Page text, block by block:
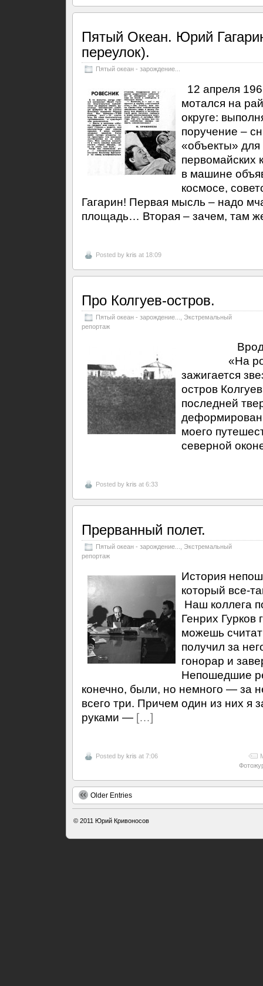
Пятый Океан. Юрий
переулок).
Пятый океан - зарождение...
12 апреля
мотался на
округе:
поручение –
«объекты»
первомайских
в машине
космосе,
Гагарин! Первая мысль – надо
площадь… Вторая – зачем, там
Posted by kris at 18:09
Про Колгуев-остров.
Пятый океан - зарождение...
Экстремальный
репортаж
«На рогах
зажигается
остров
последней
моего
северной
Posted by kris at 6:33
Прерванный полет.
Пятый океан - зарождение...
Экстремальный
репортаж
История
который все-
Наш коллега
Генрих Гурков
можешь
получил за
гонорар и
Непошедшие
конечно, были, но немного — за
всего три. Причем один из них я
руками — […]
Posted by kris at 7:06
Older Entries
© 2011 Юрий Кривоносов